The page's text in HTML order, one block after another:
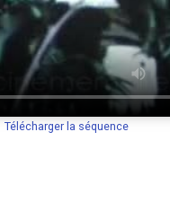
Télécharger la séquence